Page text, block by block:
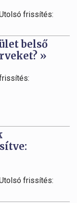
frissítés:
belső
»
frissítés: